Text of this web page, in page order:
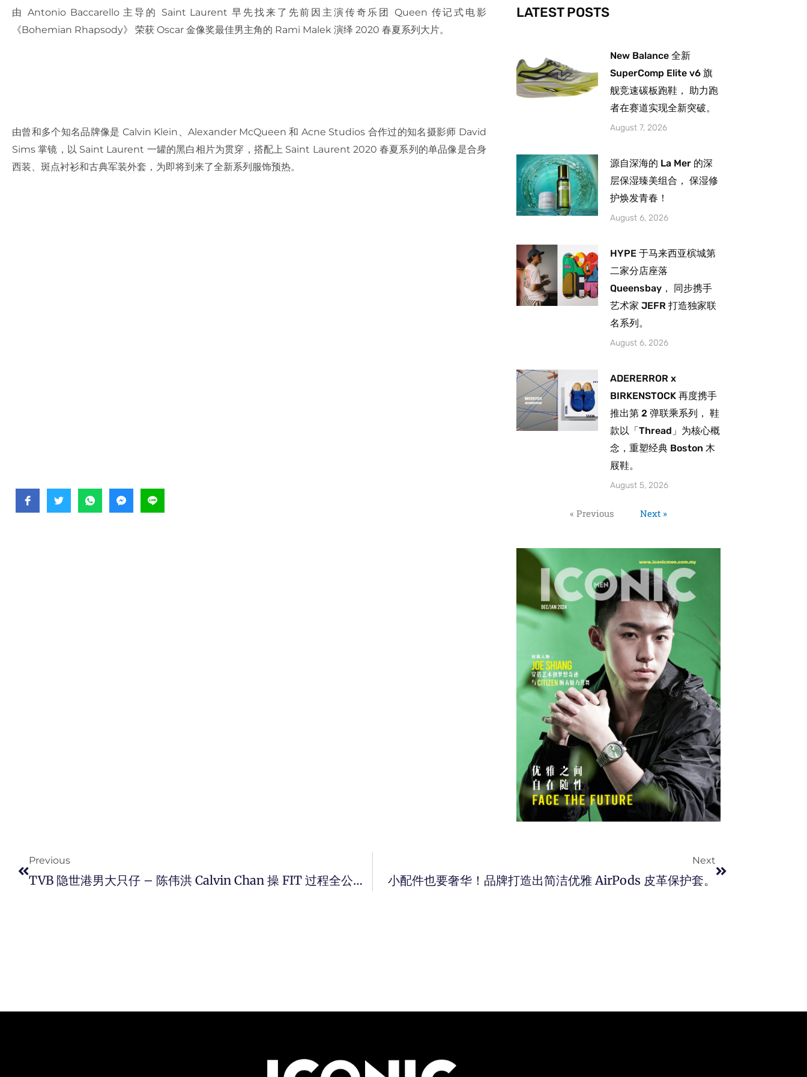
由 Antonio Baccarello 主导的 Saint Laurent 早先找来了先前因主演传奇乐团 Queen 传记式电影
《Bohemian Rhapsody》 荣获 Oscar 金像奖最佳男主角的 Rami Malek 演绎 2020 春夏系列大片。
由曾和多个知名品牌像是 Calvin Klein、Alexander McQueen 和 Acne Studios 合作过的知名摄影师 David
Sims 掌镜，以 Saint Laurent 一罐的黑白相片为贯穿，搭配上 Saint Laurent 2020 春夏系列的单品像是合身
西装、斑点衬衫和古典军装外套，为即将到来了全新系列服饰预热。
-
f
m
LATEST POSTS
New Balance 全新
SuperComp Elite v6 旗
舰竞速碳板跑鞋， 助力跑
者在赛道实现全新突破。
August 7, 2026
源自深海的 La Mer 的深
层保湿臻美组合， 保湿修
护焕发青春！
August 6, 2026
HYPE 于马来西亚槟城第
二家分店座落
Queensbay， 同步携手
艺术家 JEFR 打造独家联
名系列。
August 6, 2026
ADERERROR x
BIRKENSTOCK 再度携手
推出第 2 弹联乘系列， 鞋
款以「Thread」为核心概
念，重塑经典 Boston 木
屐鞋。
August 5, 2026
« Previous Next »
Previous
TVB 隐世港男大只仔 – 陈伟洪 Calvin Chan 操 FIT 过程全公开。
Next
小配件也要奢华！品牌打造出简洁优雅 AirPods 皮革保护套。